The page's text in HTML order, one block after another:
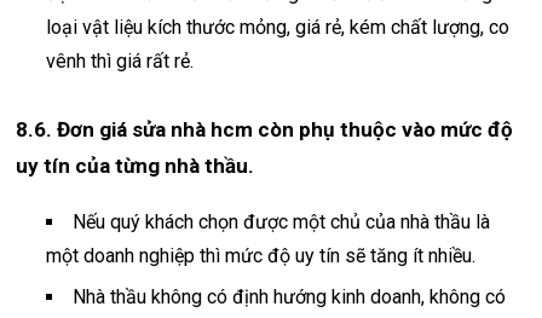
loại vật liệu kích thước mỏng, giá rẻ, kém chất lượng, co
vênh thì giá rất rẻ.
8.6. Đơn giá sửa nhà hcm còn phụ thuộc vào mức độ
uy tín của từng nhà thầu.
Nếu quý khách chọn được một chủ của nhà thầu là
một doanh nghiệp thì mức độ uy tín sẽ tăng ít nhiều.
Nhà thầu không có định hướng kinh doanh, không có